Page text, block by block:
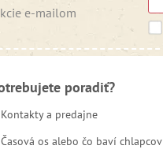
e-mailom
poradiť?
Kontakty a predajne
Časová os alebo čo baví chlapcov